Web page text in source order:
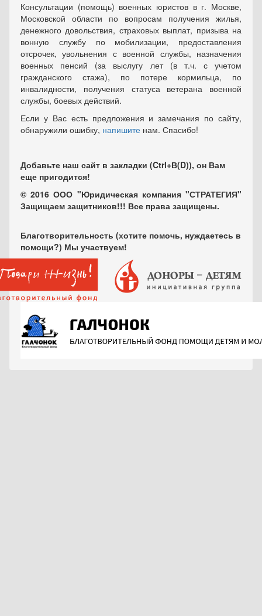
Консультации (помощь) военных юристов в г. Москве,
Московской области по вопросам получения жилья,
денежного довольствия, страховых выплат, призыва на
вонную службу по мобилизации, предоставления
отсрочек, увольнения с военной службы, назначения
военных пенсий (за выслугу лет (в т.ч. с учетом
гражданского стажа), по потере кормильца, по
инвалидности, получения статуса ветерана военной
службы, боевых действий.
Если у Вас есть предложения и замечания по сайту,
обнаружили ошибку, напишите нам. Спасибо!
Добавьте наш сайт в закладки (Ctrl+В(D)), он Вам
еще пригодится!
© 2016 ООО "Юридическая компания "СТРАТЕГИЯ"
Защищаем защитников!!! Все права защищены.
Благотворительность (хотите помочь, нуждаетесь в
помощи?) Мы участвуем!